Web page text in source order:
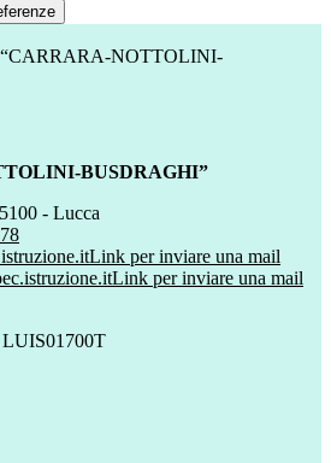
NOTTOLINI-
BUSDRAGHI”
- Lucca
Link per inviare una mail
Link per inviare una mail
LUIS01700T